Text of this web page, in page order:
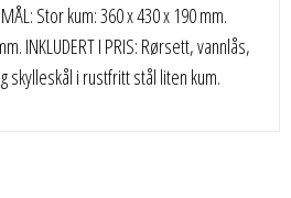
Stor kum: 360 x 430 x 190 mm.
INKLUDERT I PRIS: Rørsett, vannlås,
skylleskål i rustfritt stål liten kum.